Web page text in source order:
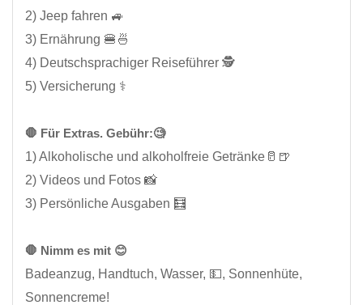
2) Jeep fahren 🚙
3) Ernährung 🍔🍜
4) Deutschsprachiger Reiseführer 🕵️
5) Versicherung ⚕️
🛑 Für Extras. Gebühr:🧐
1) Alkoholische und alkoholfreie Getränke🥛🍺
2) Videos und Fotos 📸
3) Persönliche Ausgaben 🧮
🛑 Nimm es mit 😊
Badeanzug, Handtuch, Wasser, 💵, Sonnenhüte,
Sonnencreme!